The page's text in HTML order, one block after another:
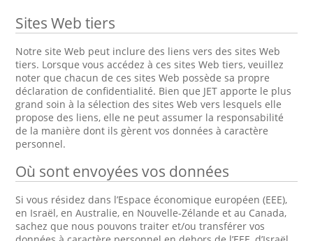
Sites Web tiers
Notre site Web peut inclure des liens vers des sites Web
tiers. Lorsque vous accédez à ces sites Web tiers, veuillez
noter que chacun de ces sites Web possède sa propre
déclaration de confidentialité. Bien que JET apporte le plus
grand soin à la sélection des sites Web vers lesquels elle
propose des liens, elle ne peut assumer la responsabilité
de la manière dont ils gèrent vos données à caractère
personnel.
Où sont envoyées vos données
Si vous résidez dans l’Espace économique européen (EEE),
en Israël, en Australie, en Nouvelle-Zélande et au Canada,
sachez que nous pouvons traiter et/ou transférer vos